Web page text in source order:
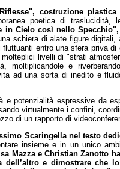
costruzione
poetica di traslucidità,
in Cielo così nello
schiera di alate figure digitali,
entro una sfera priva
livelli di "strati
moltiplicandole e
ad una sorta di inedito e
e potenzialità espressive da
virtualmente i confini,
di un rapporto di
Scaringella nel testo
insieme e in un unico
Mazza e Christian Zanotto
dell’altro e dimostrare che